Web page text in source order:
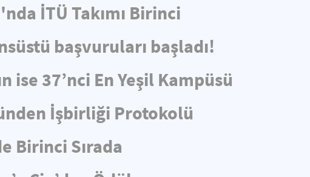
İTÜ Takımı Birinci
başvuruları başladı!
ise 37’nci En Yeşil Kampüsü
İşbirliği Protokolü
Birinci Sırada